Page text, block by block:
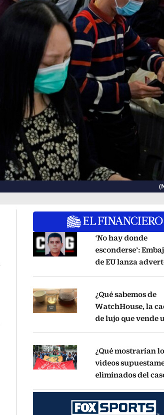
Opens in new window
‘No hay donde
esconderse’:
de EU lanza
Opens in new window
¿Qué sabemos de
WatchHouse, la
de lujo que vende
Opens in new window
¿Qué mostrarían
videos
eliminados del
exintegrante del